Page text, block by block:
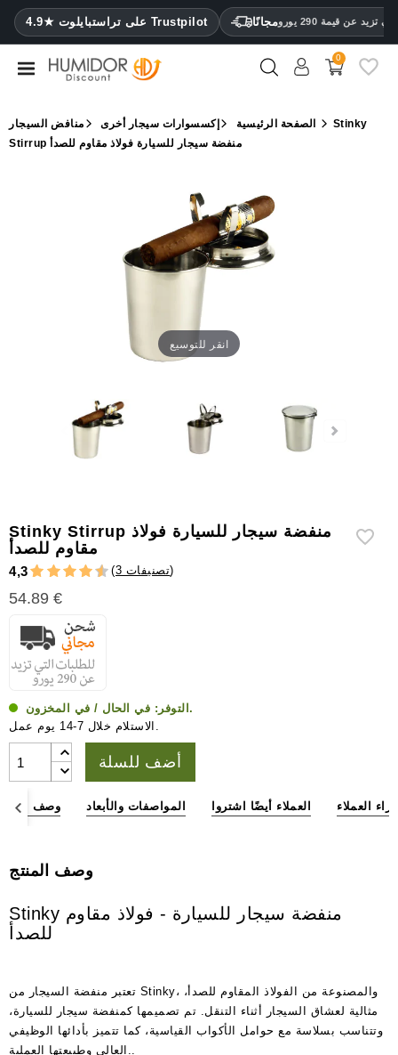
4.9★ على تراستبايلوت Trustpilot مجانًا عن قيمة 290 يورو CATEGORY
مرطب
خزائن
ترطيب
0
الصفحة الرئيسية إكسسوارات سيجار أخرى منافض السيجار
Stinky
Stirrup منفضة سيجار للسيارة فولاذ مقاوم للصدأ
انقر للتوسيع
Stinky Stirrup منفضة سيجار للسيارة فولاذ
مقاوم للصدأ
4,3 ( 3 تصنيفات)
54.89 €
التوفر: في الحال / في المخزون.
الاستلام خلال 7-14 يوم عمل.
أضف للسلة
وصف المواصفات والأبعاد العملاء أيضًا اشتروا آراء العملاء
وصف المنتج
Stinky منفضة سيجار للسيارة - فولاذ مقاوم
للصدأ
تعتبر منفضة السيجار من Stinky، والمصنوعة من الفولاذ المقاوم للصدأ،
مثالية لعشاق السيجار أثناء التنقل. تم تصميمها كمنفضة سيجار للسيارة،
وتتناسب بسلاسة مع حوامل الأكواب القياسية، كما تتميز بأدائها الوظيفي
العالي وطبيعتها العملية..